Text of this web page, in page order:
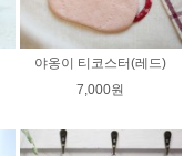
야옹이 티코스터(레드)
7,000원